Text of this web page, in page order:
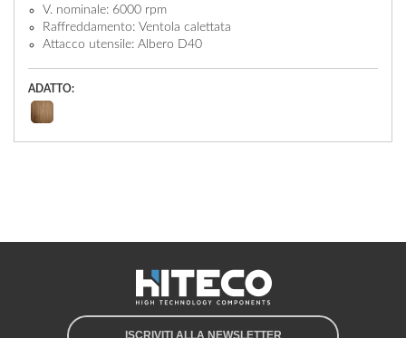
V. nominale: 6000 rpm
Raffreddamento: Ventola calettata
Attacco utensile: Albero D40
ADATTO:
ISCRIVITI ALLA NEWSLETTER